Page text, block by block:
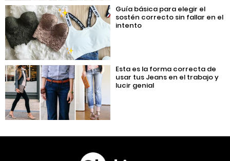
Guía básica para elegir el
sostén correcto sin fallar en el
intento
Esta es la forma correcta de
usar tus Jeans en el trabajo y
lucir genial